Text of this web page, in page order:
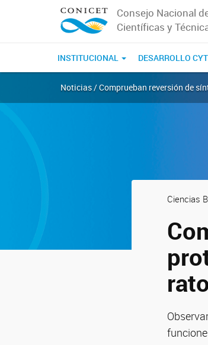
Consejo Nacional
Científicas y
INSTITUCIONAL DESARROLLO CYT
Noticias / Comprueban reversión de
Ciencias